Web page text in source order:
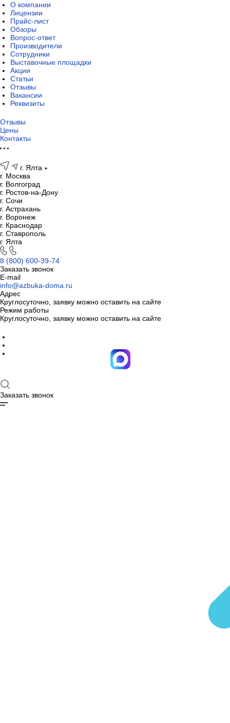
О компании
Лицензии
Прайс-лист
Обзоры
Вопрос-ответ
Производители
Сотрудники
Выставочные площадки
Акции
Статьи
Отзывы
Вакансии
Реквизиты
Отзывы
Цены
Контакты
г. Ялта
г. Москва
г. Волгоград
г. Ростов-на-Дону
г. Сочи
г. Астрахань
г. Воронеж
г. Краснодар
г. Ставрополь
г. Ялта
8 (800) 600-39-74
Заказать звонок
E-mail
info@azbuka-doma.ru
Адрес
Круглосуточно, заявку можно оставить на сайте
Режим работы
Круглосуточно, заявку можно оставить на сайте
Заказать звонок